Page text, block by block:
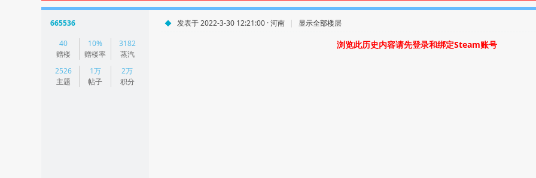
665536
40
赠楼
10%
赠楼率
3182
蒸汽
2526
主题
1万
帖子
2万
积分
发表于 2022-3-30 12:21:00 · 河南 |
显示全部楼层
浏览此历史内容请先登录和绑定Steam账号